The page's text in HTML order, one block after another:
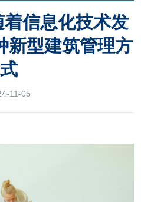
信息化技术发
新型建筑管理方
式
11-05